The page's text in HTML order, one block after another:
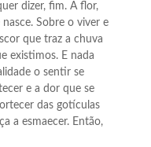
dizer, fim. A flor,
Sobre o viver e
que traz a chuva
existimos. E nada
o sentir se
e a dor que se
das gotículas
a esmaecer. Então,